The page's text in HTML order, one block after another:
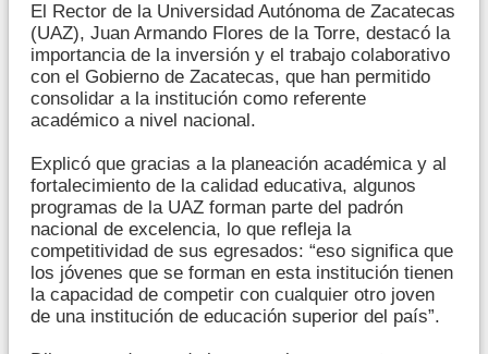
El Rector de la Universidad Autónoma de Zacatecas
(UAZ), Juan Armando Flores de la Torre, destacó la
importancia de la inversión y el trabajo colaborativo
con el Gobierno de Zacatecas, que han permitido
consolidar a la institución como referente
académico a nivel nacional.
Explicó que gracias a la planeación académica y al
fortalecimiento de la calidad educativa, algunos
programas de la UAZ forman parte del padrón
nacional de excelencia, lo que refleja la
competitividad de sus egresados: “eso significa que
los jóvenes que se forman en esta institución tienen
la capacidad de competir con cualquier otro joven
de una institución de educación superior del país”.